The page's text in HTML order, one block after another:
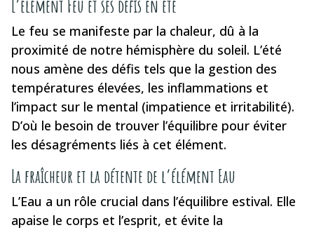
L’élément Feu et ses défis en été
Le feu se manifeste par la chaleur, dû à la
proximité de notre hémisphère du soleil. L’été
nous amène des défis tels que la gestion des
températures élevées, les inflammations et
l’impact sur le mental (impatience et irritabilité).
D’où le besoin de trouver l’équilibre pour éviter
les désagréments liés à cet élément.
La fraîcheur et la détente de l’élément Eau
L’Eau a un rôle crucial dans l’équilibre estival. Elle
apaise le corps et l’esprit, et évite la